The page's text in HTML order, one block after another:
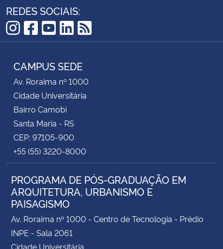
REDES SOCIAIS:
Instagram
Facebook
YouTube
LinkedIn
RSS
CAMPUS SEDE
Av. Roraima nº 1000
Cidade Universitária
Bairro Camobi
Santa Maria - RS
CEP: 97105-900
+55 (55) 3220-8000
PROGRAMA DE PÓS-GRADUAÇÃO EM
ARQUITETURA, URBANISMO E
PAISAGISMO
Av. Roraima nº 1000 - Centro de Tecnologia - Prédio
INPE - Sala 2061
Cidade Universitária